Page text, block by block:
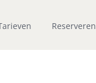
Reserveren